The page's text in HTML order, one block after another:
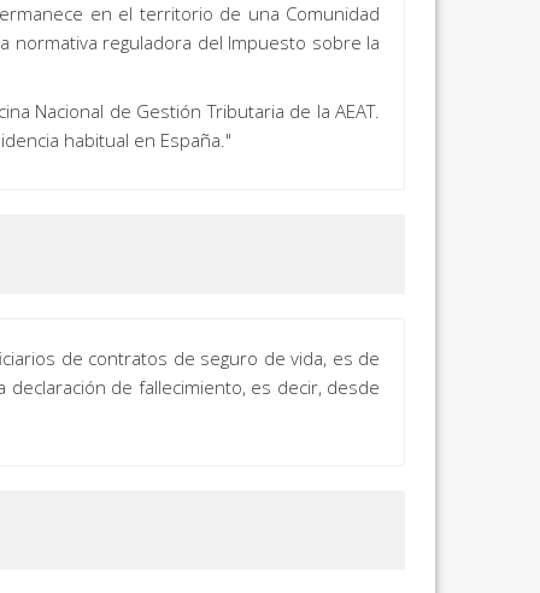
en el territorio de una Comunidad
reguladora del Impuesto sobre la
Nacional de Gestión Tributaria de la AEAT.
habitual en España."
de contratos de seguro de vida, es de
de fallecimiento, es decir, desde